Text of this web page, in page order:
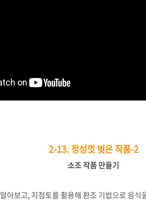
2-13.정성껏 빚은 작품-2
소조작품만들기
알아보고, 지점토를 활용해환조 기법으로 음식